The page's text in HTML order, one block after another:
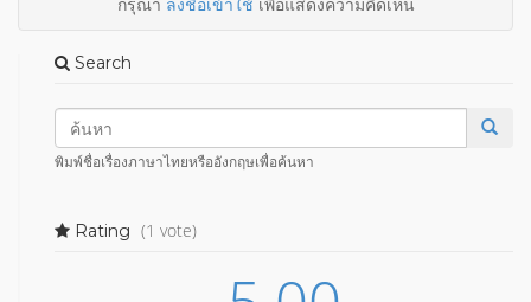
Search
พิมพ์ชื่อเรื่องภาษาไทยหรืออังกฤษเพื่อค้นหา
Rating (1 vote)